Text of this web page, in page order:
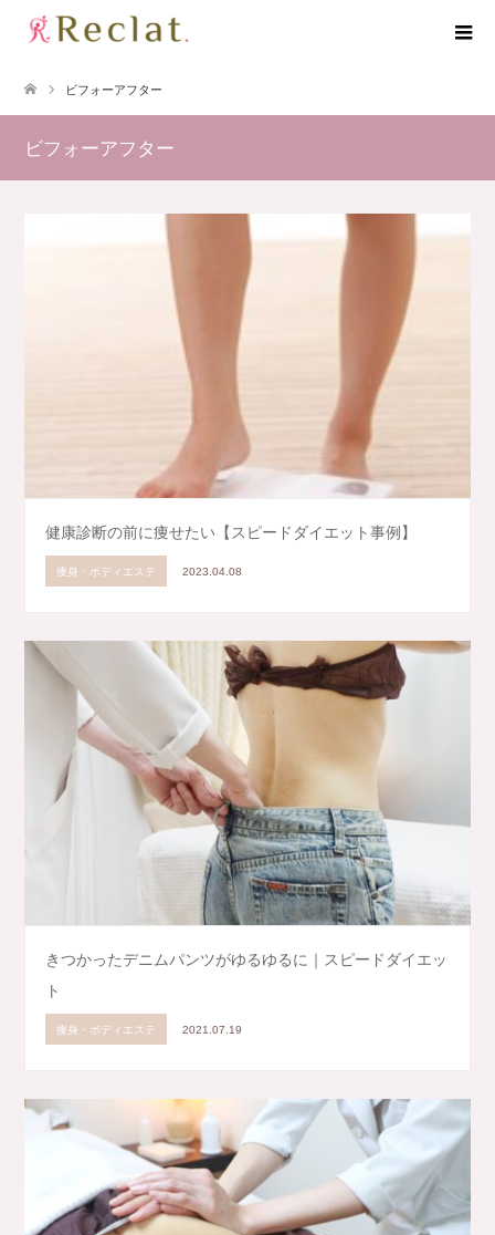
ビフォーアフター
ビフォーアフター
健康診断の前に痩せたい【スピードダイエット事例】
痩身・ボディエステ 2023.04.08
きつかったデニムパンツがゆるゆるに｜スピードダイエッ
ト
痩身・ボディエステ 2021.07.19